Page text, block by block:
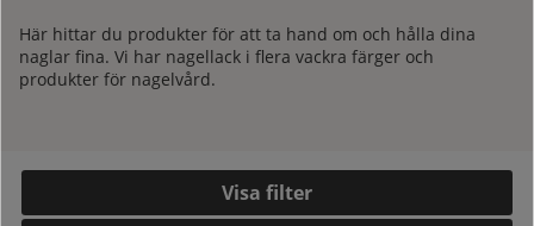
Här hittar du produkter för att ta hand om och hålla dina
naglar fina. Vi har nagellack i flera vackra färger och
produkter för nagelvård.
Filtrera